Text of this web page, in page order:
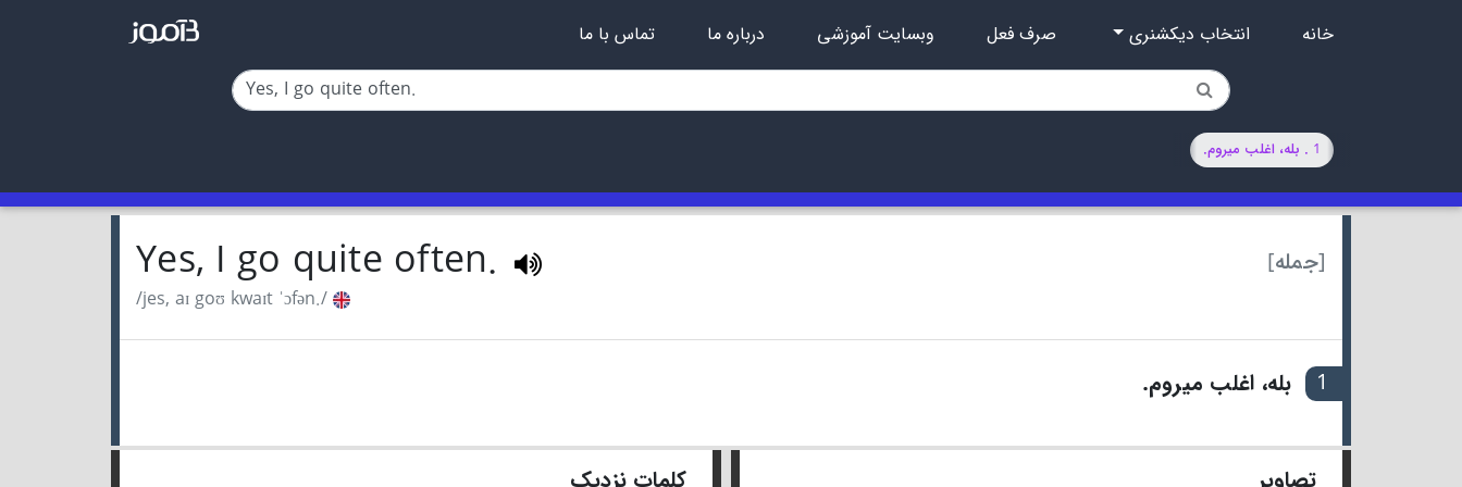
خانه انتخاب دیکشنری صرف فعل وبسایت آموزشی درباره ما تماس با ما
1 . بله، اغلب میروم.
[جمله] Yes, I go quite often.
/jes, aɪ goʊ kwaɪt ˈɔfən./
1 بله، اغلب میروم.
تصاویر کلمات نزدیک